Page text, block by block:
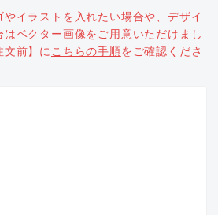
イラストを入れたい場合や、デザイ
ベクター画像をご用意いただけまし
文前】に こちらの手順をご確認くださ